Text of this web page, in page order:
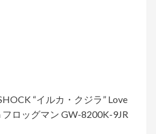
“イルカ・クジラ” Love
フロッグマン GW-8200K-9JR